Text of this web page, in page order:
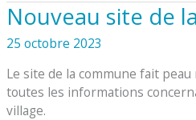
Nouveau site de
25 octobre 2023
Le site de la commune fait peau
toutes les informations
village.